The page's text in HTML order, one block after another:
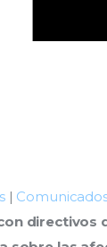
|
directivos